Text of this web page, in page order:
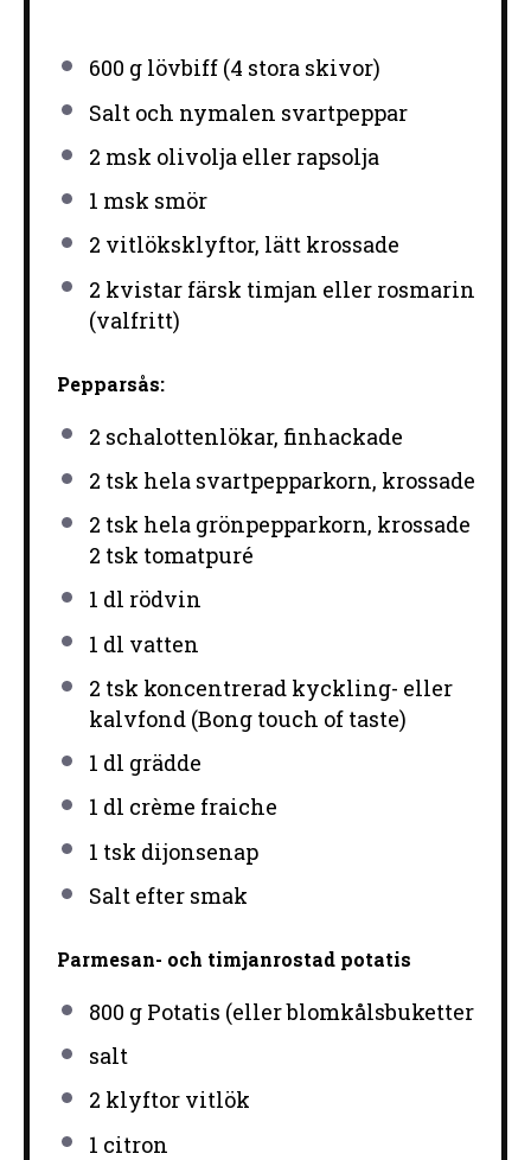
600 glövbiff (4 stora skivor)
Salt och nymalen svartpeppar
2 msk olivolja eller rapsolja
1 msk smör
2 vitlöksklyftor, lätt krossade
2 kvistar färsk timjan eller rosmarin
(valfritt)
Pepparsås:
2 schalottenlökar, finhackade
2 tsk hela svartpepparkorn, krossade
2 tsk hela grönpepparkorn, krossade
2 tsk tomatpuré
1 dl rödvin
1 dl vatten
2 tsk koncentrerad kyckling- eller
kalvfond (Bong touch of taste)
1 dl grädde
1 dl crème fraiche
1 tsk dijonsenap
Salt efter smak
Parmesan- och timjanrostad potatis
800 gPotatis (eller blomkålsbuketter
salt
2 klyftor vitlök
1 citron